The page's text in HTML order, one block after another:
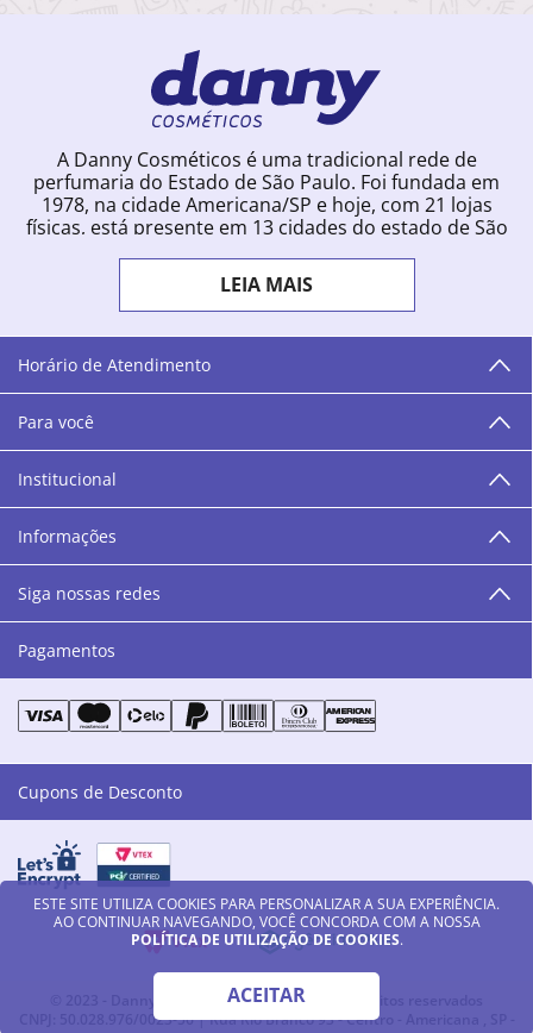
ESTE SITE UTILIZA COOKIES PARA PERSONALIZAR A SUA EXPERIÊNCIA.
AO CONTINUAR NAVEGANDO, VOCÊ CONCORDA COM A NOSSA
POLÍTICA DE UTILIZAÇÃO DE COOKIES.
ACEITAR
A Danny Cosméticos é uma tradicional rede de
perfumaria do Estado de São Paulo. Foi fundada em
1978, na cidade Americana/SP e hoje, com 21 lojas
físicas, está presente em 13 cidades do estado de São
começou a vender para todo o território brasileiro.
Com uma infinidade de marcas e a filosofia de vender
produtos que vão do popular ao luxo, a Danny
Cosméticos mantém parceria com aproximadamente
300 grandes fornecedores e lançamentos diários na
área de beleza. São 12 centros técnicos que oferecem
programação semanal de cursos e encontros.
“O varejo corre nas nossas veias como nossos valores
humanos, éticos e morais. E que o branco e o azul anil,
as cores da Danny Cosméticos, possam continuar
transmitindo paz e harmonia para todos vocês!”
LEIA MAIS
Horário de Atendimento
Para você
Institucional
Informações
Siga nossas redes
Pagamentos
Cupons de Desconto
© 2023 - Danny Cosméticos LTDA - Todos os direitos reservados
CNPJ: 50.028.976/0023-56 | Rua Rio Branco 93 - Centro - Americana , SP -